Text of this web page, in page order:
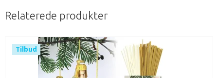
Relaterede produkter
Tilbud